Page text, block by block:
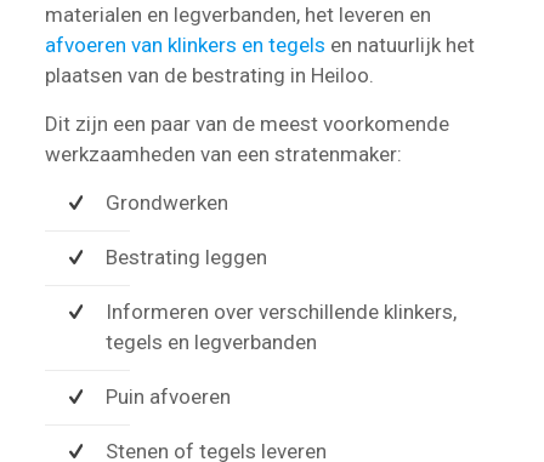
materialen en legverbanden, het leveren en
afvoeren van klinkers en tegels en natuurlijk het
plaatsen van de bestrating in Heiloo.
Dit zijn een paar van de meest voorkomende
werkzaamheden van een stratenmaker:
Grondwerken
Bestrating leggen
Informeren over verschillende klinkers,
tegels en legverbanden
Puin afvoeren
Stenen of tegels leveren